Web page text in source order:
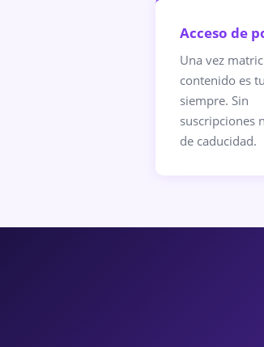
Acceso de
Una vez
contenido es
siempre. Sin
suscripciones
de caducidad.